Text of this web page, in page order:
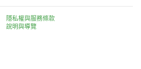
隱私權與服務條款
說明與導覽